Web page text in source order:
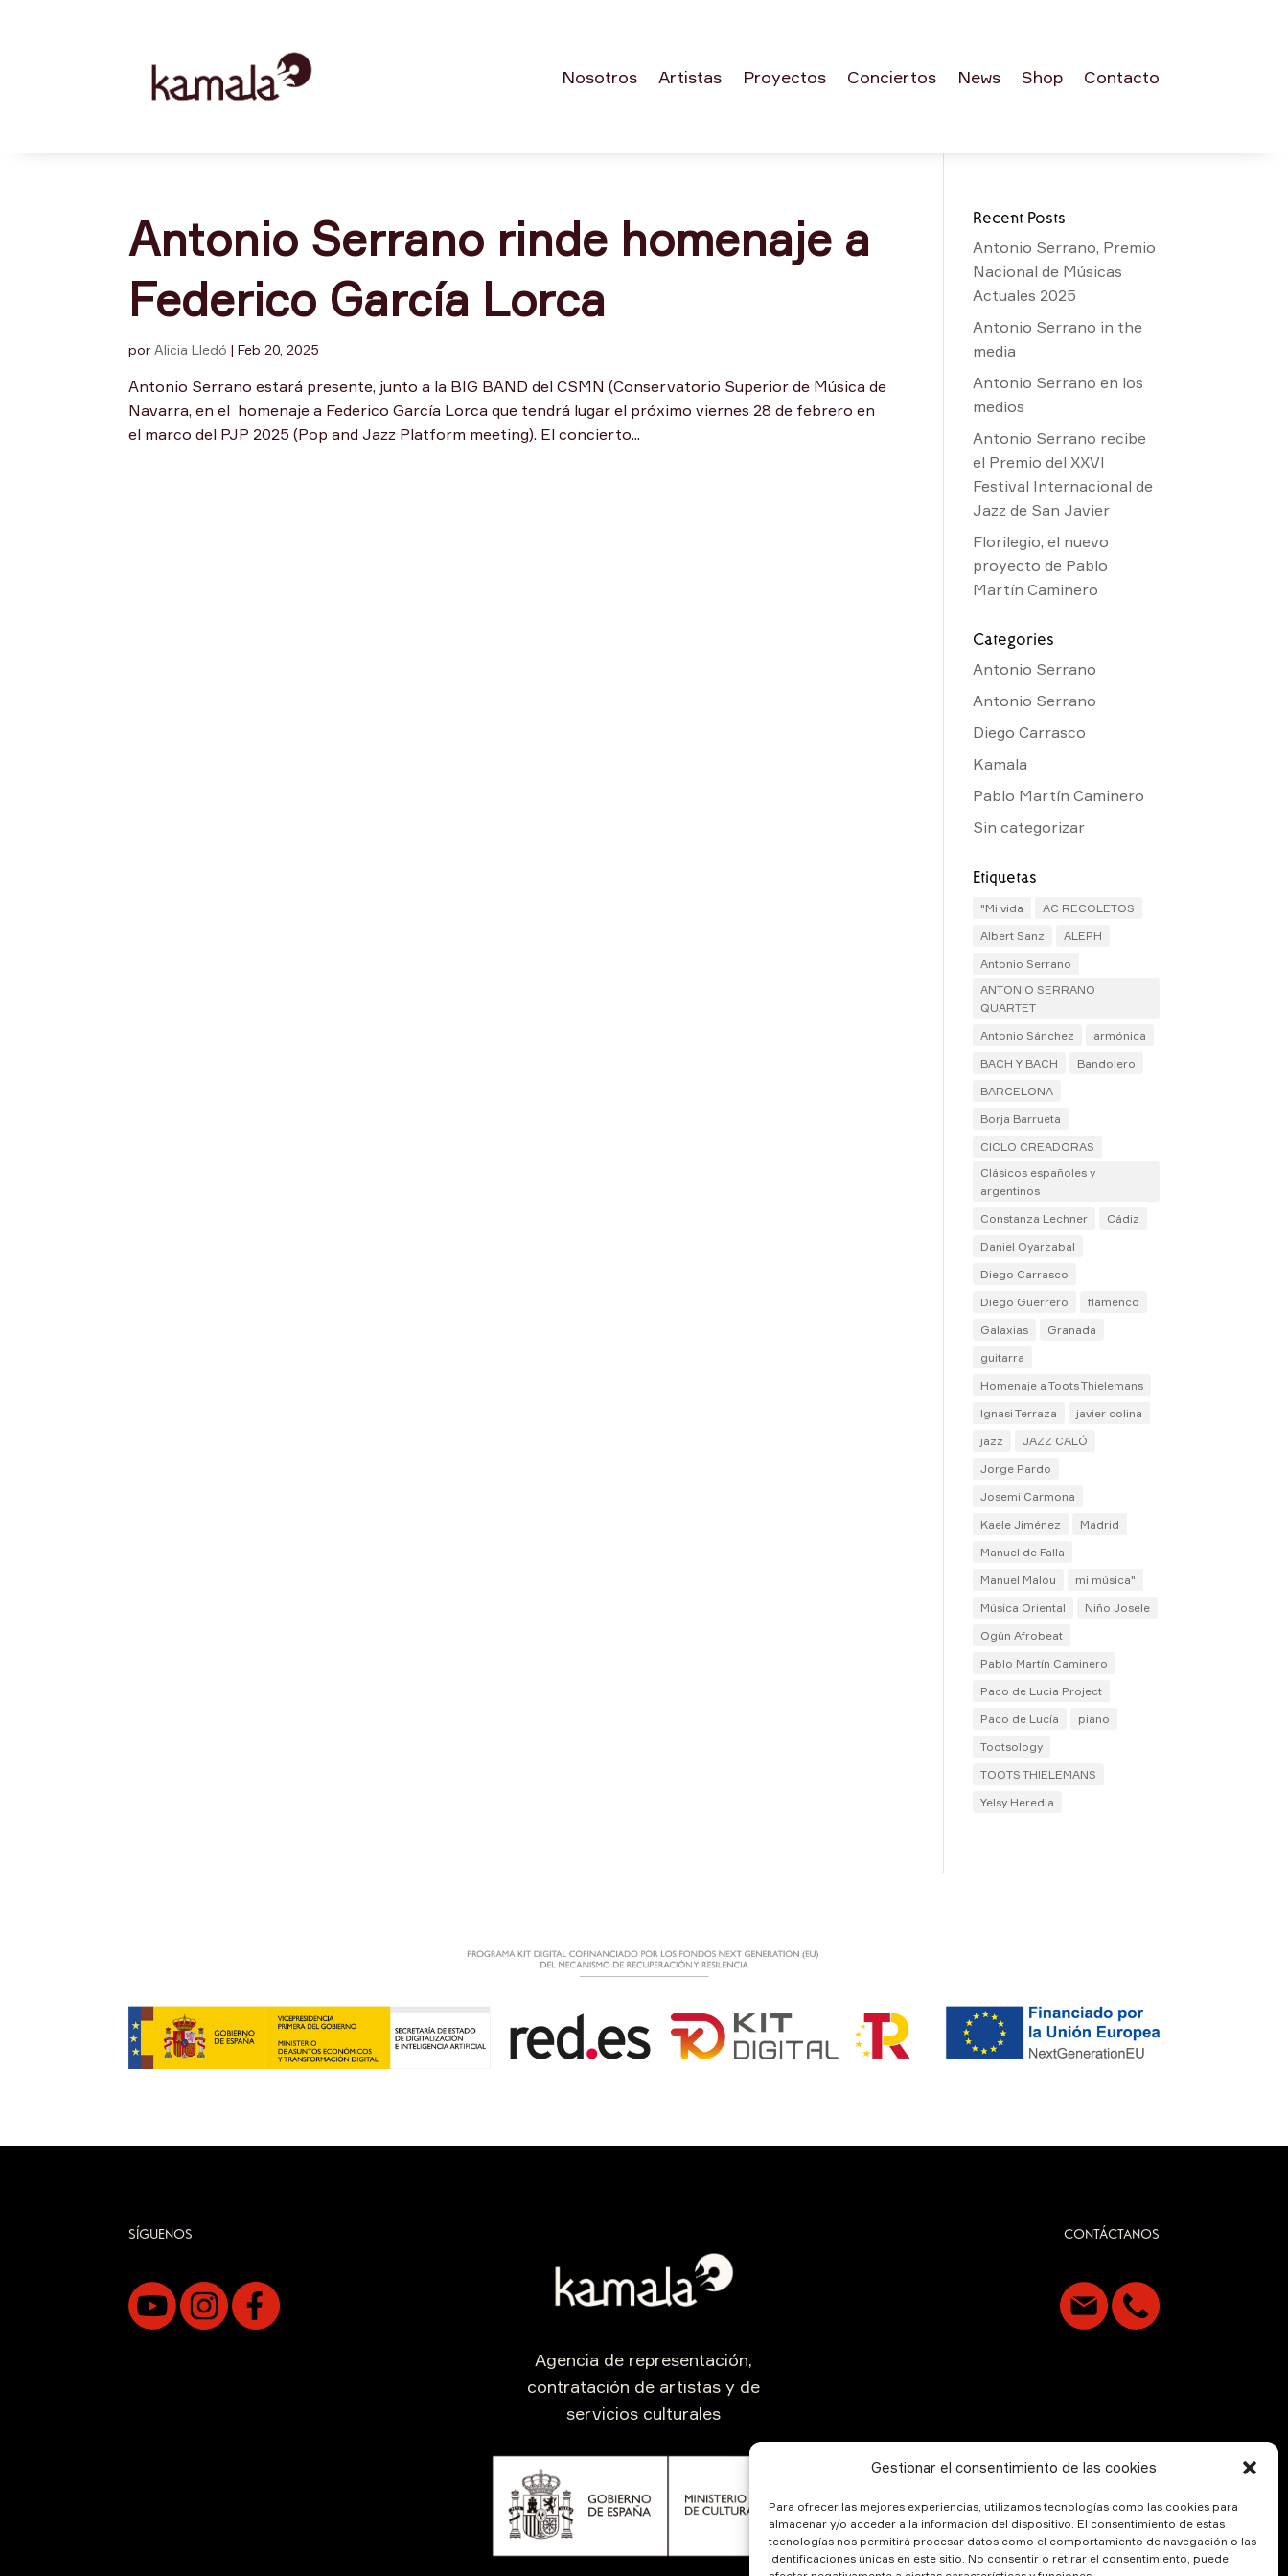
Gestionar el consentimiento de las cookies
Para ofrecer las mejores experiencias, utilizamos tecnologías como las cookies para
almacenar y/o acceder a la información del dispositivo. El consentimiento de estas
tecnologías nos permitirá procesar datos como el comportamiento de navegación o las
identificaciones únicas en este sitio. No consentir o retirar el consentimiento, puede
Nosotros Artistas Proyectos Conciertos News Shop Contacto
Antonio Serrano rinde homenaje a
Federico García Lorca
porAlicia Lledó |Feb 20, 2025
Antonio Serrano estará presente, junto a la BIG BAND del CSMN (Conservatorio Superior de Música de
Navarra, en el homenaje a Federico García Lorca que tendrá lugar el próximo viernes 28 de febrero en
el marco del PJP 2025 (Pop and Jazz Platform meeting). El concierto...
Recent Posts
Antonio Serrano, Premio
Nacional de Músicas
Actuales 2025
Antonio Serrano in the
media
Antonio Serrano en los
medios
Antonio Serrano recibe
el Premio del XXVI
Festival Internacional de
Jazz de San Javier
Florilegio, el nuevo
proyecto de Pablo
Martín Caminero
Categories
Antonio Serrano
Antonio Serrano
Diego Carrasco
Kamala
Pablo Martín Caminero
Sin categorizar
Etiquetas
"Mi vida
AC RECOLETOS
Albert Sanz
ALEPH
Antonio Serrano
ANTONIO SERRANO
QUARTET
Antonio Sánchez
armónica
BACH Y BACH
Bandolero
BARCELONA
Borja Barrueta
CICLO CREADORAS
Clásicos españoles y
argentinos
Constanza Lechner
Cádiz
Daniel Oyarzabal
Diego Carrasco
Diego Guerrero
flamenco
Galaxias
Granada
guitarra
Homenaje a Toots Thielemans
Ignasi Terraza
javier colina
jazz
JAZZ CALÓ
Jorge Pardo
Josemi Carmona
Kaele Jiménez
Madrid
Manuel de Falla
Manuel Malou
mi música"
Música Oriental
Niño Josele
Ogún Afrobeat
Pablo Martín Caminero
Paco de Lucia Project
Paco de Lucía
piano
Tootsology
TOOTS THIELEMANS
Yelsy Heredia
SÍGUENOS
Agencia de representación,
contratación de artistas y de
servicios culturales
CONTÁCTANOS